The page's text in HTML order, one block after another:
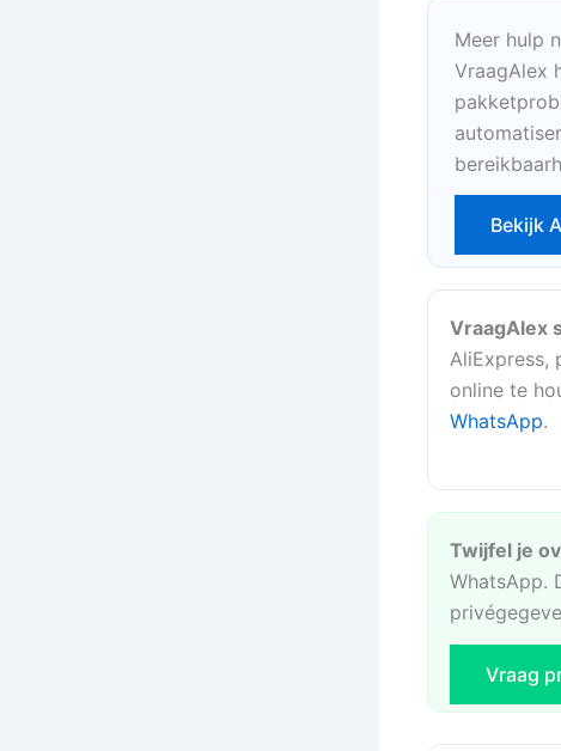
Meer hulp
VraagAlex
Bekijk
VraagAlex
AliExpress,
online te
WhatsApp.
Twijfel je
WhatsApp.
Vraag